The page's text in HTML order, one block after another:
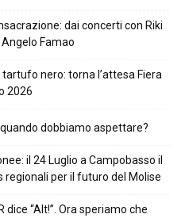
dai concerti con Riki
Famao
nero: torna l’attesa Fiera
2026
dobbiamo aspettare?
il 24 Luglio a Campobasso il
per il futuro del Molise
dice “Alt!”. Ora speriamo che